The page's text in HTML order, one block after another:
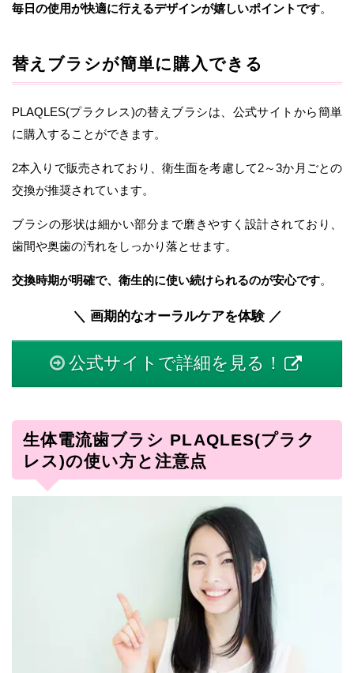
毎日の使用が快適に行えるデザインが嬉しいポイントです。
替えブラシが簡単に購入できる
PLAQLES(プラクレス)の替えブラシは、公式サイトから簡単
に購入することができます。
2本入りで販売されており、衛生面を考慮して2～3か月ごとの
交換が推奨されています。
ブラシの形状は細かい部分まで磨きやすく設計されており、
歯間や奥歯の汚れをしっかり落とせます。
交換時期が明確で、衛生的に使い続けられるのが安心です。
＼ 画期的なオーラルケアを体験 ／
公式サイトで詳細を見る！
生体電流歯ブラシ PLAQLES(プラク
レス)の使い方と注意点